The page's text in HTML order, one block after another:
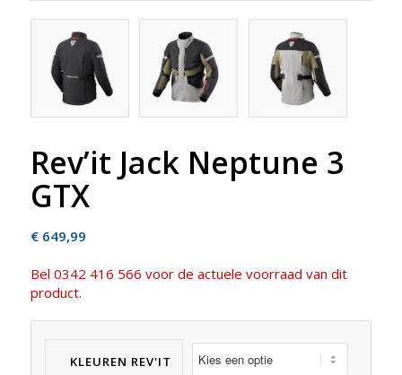
Rev’it Jack Neptune 3
GTX
€649,99
Bel 0342 416 566 voor de actuele voorraad van dit
product.
KLEUREN REV'IT